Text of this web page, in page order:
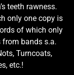
teeth rawness.
only one copy is
of which only
bands s.a.
Turncoats,
etc.!